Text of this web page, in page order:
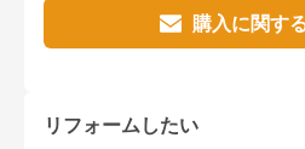
購入に関す
リフォームしたい